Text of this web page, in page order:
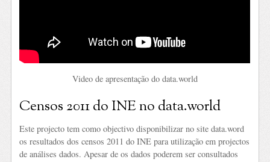
Video de apresentação do data.world
Censos 2011 do INE no data.world
Este projecto tem como objectivo disponibilizar no site data.word
os resultados dos censos 2011 do INE para utilização em projectos
de análises dados. Apesar de os dados poderem ser consultados